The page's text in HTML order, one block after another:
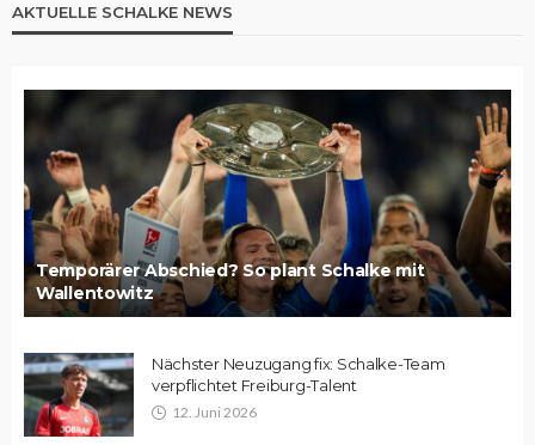
AKTUELLE SCHALKE NEWS
Temporärer Abschied? So plant Schalke mit
Wallentowitz
Nächster Neuzugang fix: Schalke-Team
verpflichtet Freiburg-Talent
12. Juni 2026